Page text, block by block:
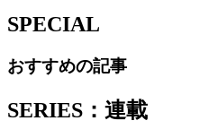
SPECIAL
おすすめの記事
SERIES：連載